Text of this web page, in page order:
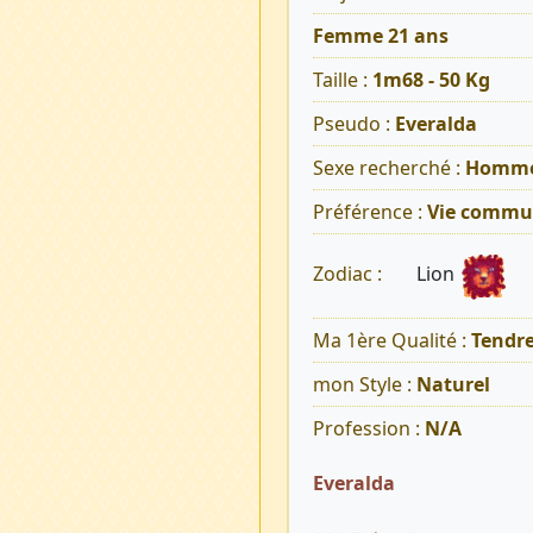
Femme 21 ans
Taille : 1m68 - 50 Kg
Pseudo : Everalda
Sexe recherché :
Préférence : Vie
Zodiac : Lion
Ma 1ère Qualité :
mon Style : Naturel
Profession : N/A
Everalda